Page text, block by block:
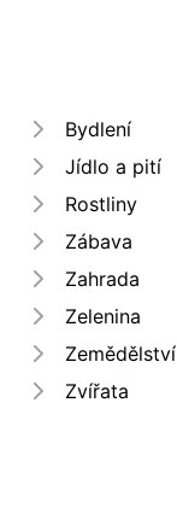
Bydlení
Jídlo a pití
Rostliny
Zábava
Zahrada
Zelenina
Zemědělství
Zvířata